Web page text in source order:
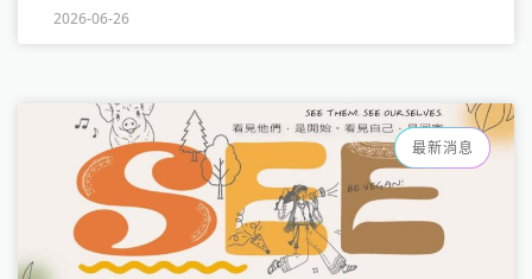
2026-06-26
最新消息